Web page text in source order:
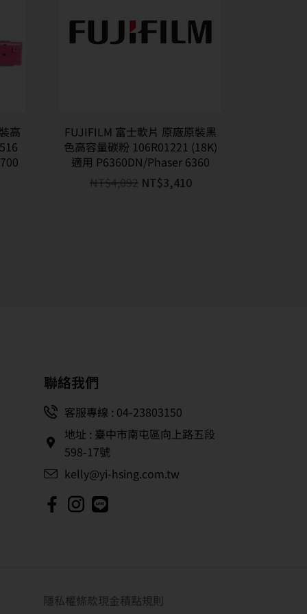
高
FUJIFILM 富士軟片 原廠原裝黑
色高容量碳粉 106R01221 (18K)
適用 P6360DN/Phaser 6360
NT$4,092 NT$3,410
聯絡我們
客服專線 : 04-23803150
地址 : 臺中市南屯區向上路五段
598-17號
kelly@yi-hsing.com.tw
隱私權條款現金積點規則